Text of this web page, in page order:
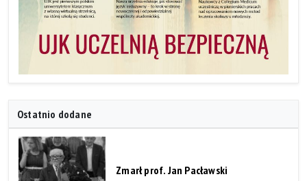
Ostatnio dodane
Zmarł prof. Jan Pacławski